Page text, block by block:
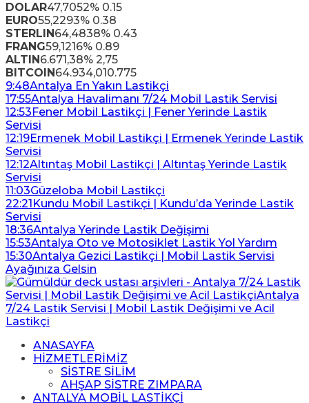
DOLAR47,7052% 0.15
EURO55,2293% 0.38
STERLIN64,4838% 0.43
FRANG59,1216% 0.89
ALTIN6.671,38% 2,75
BITCOIN64.934,010.775
9:48Antalya En Yakın Lastikçi
17:55Antalya Havalimanı 7/24 Mobil Lastik Servisi
12:53Fener Mobil Lastikçi | Fener Yerinde Lastik
Servisi
12:19Ermenek Mobil Lastikçi | Ermenek Yerinde Lastik
Servisi
12:12Altıntaş Mobil Lastikçi | Altıntaş Yerinde Lastik
Servisi
11:03Güzeloba Mobil Lastikçi
22:21Kundu Mobil Lastikçi | Kundu’da Yerinde Lastik
Servisi
18:36Antalya Yerinde Lastik Değişimi
15:53Antalya Oto ve Motosiklet Lastik Yol Yardım
15:30Antalya Gezici Lastikçi | Mobil Lastik Servisi
Ayağınıza Gelsin
ANASAYFA
HİZMETLERİMİZ
SİSTRE SİLİM
AHŞAP SİSTRE ZIMPARA
ANTALYA MOBİL LASTİKÇİ